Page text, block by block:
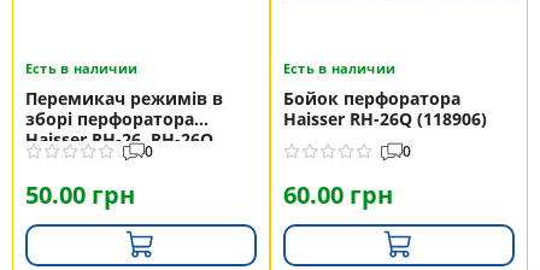
Есть в наличии
Перемикач режимів в
зборі перфоратора
Haisser RH-26, RH-26Q
(118904)
0
50.00 грн
Есть в наличии
Бойок перфоратора
Haisser RH-26Q (118906)
0
60.00 грн